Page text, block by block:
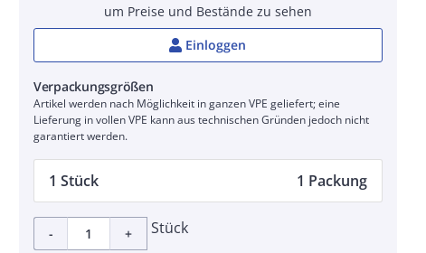
um Preise und Bestände zu sehen
Einloggen
Verpackungsgrößen
Artikel werden nach Möglichkeit in ganzen VPE geliefert; eine
Lieferung in vollen VPE kann aus technischen Gründen jedoch nicht
garantiert werden.
1 Stück 1 Packung
- + Stück